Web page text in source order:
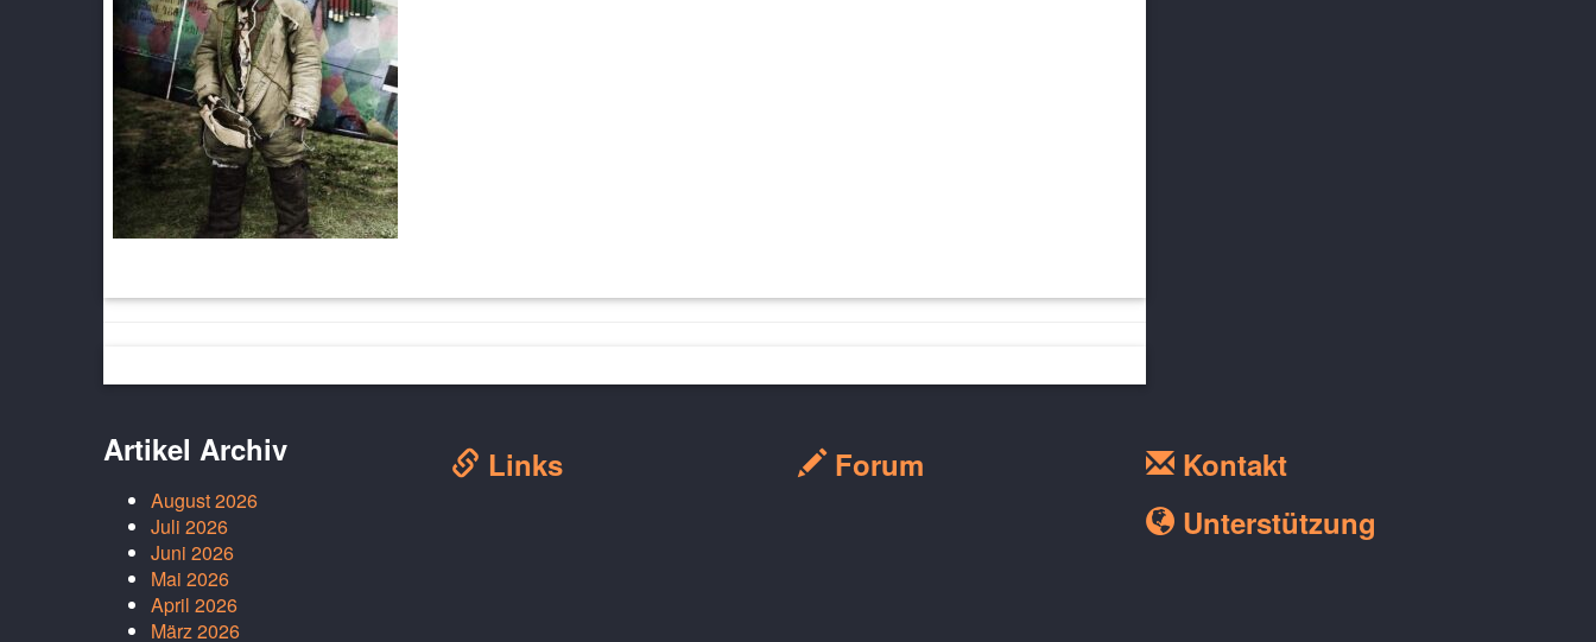
Artikel Archiv
August 2026
Juli 2026
Juni 2026
Mai 2026
April 2026
März 2026
Links Forum
Kontakt
Unterstützung